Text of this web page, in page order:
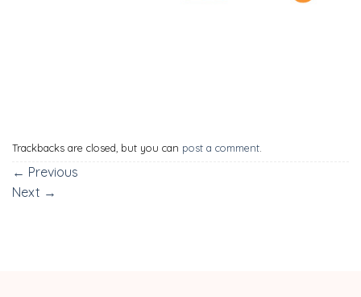
Trackbacks are closed, but you can post a comment
← Previous
Next →